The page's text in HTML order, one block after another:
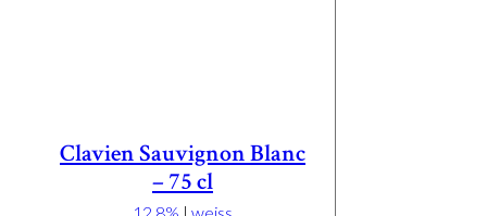
Clavien Sauvignon Blanc
– 75 cl
12.8% | weiss